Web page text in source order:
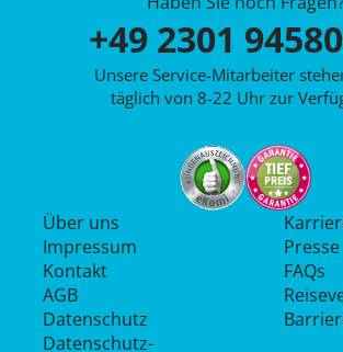
+49 2301
Unsere Service-Mitarbeiter
täglich von 8-22 Uhr zur
Über uns
Impressum
Kontakt
AGB
Datenschutz
Datenschutz­
Presse
FAQs